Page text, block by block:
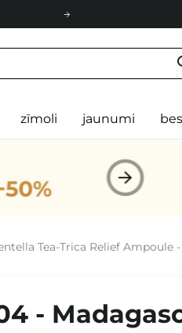
zīmoli jaunumi
Tea-Trica Relief Ampoule -
-